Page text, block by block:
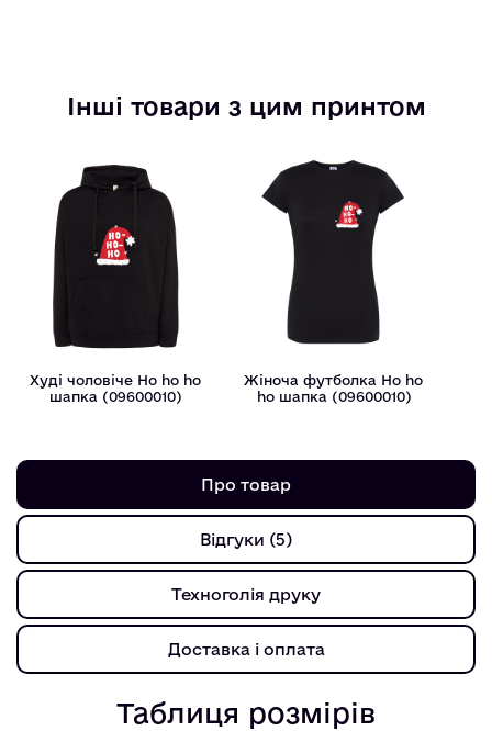
Інші товари з цим принтом
Худі чоловіче Ho ho ho
шапка (09600010)
Жіноча футболка Ho ho
ho шапка (09600010)
Про товар
Відгуки (5)
Техноголія друку
Доставка і оплата
Таблиця розмірів